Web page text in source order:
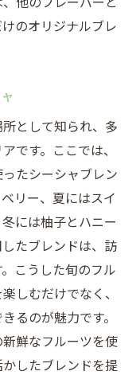
のオリジナルブレ
として知られ、多
です。ここでは、
たシーシャブレン
リー、夏にはスイ
には柚子とハニー
たブレンドは、訪
こうした旬のフル
しむだけでなく、
るのが魅力です。
鮮なフルーツを使
したブレンドを提